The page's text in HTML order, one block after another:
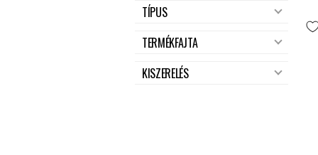
TÍPUS
TERMÉKFAJTA
KISZERELÉS